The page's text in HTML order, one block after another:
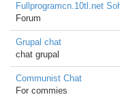
Fullprogramcn.10tl.net
Forum
Grupal chat
chat grupal
Communist Chat
For commies